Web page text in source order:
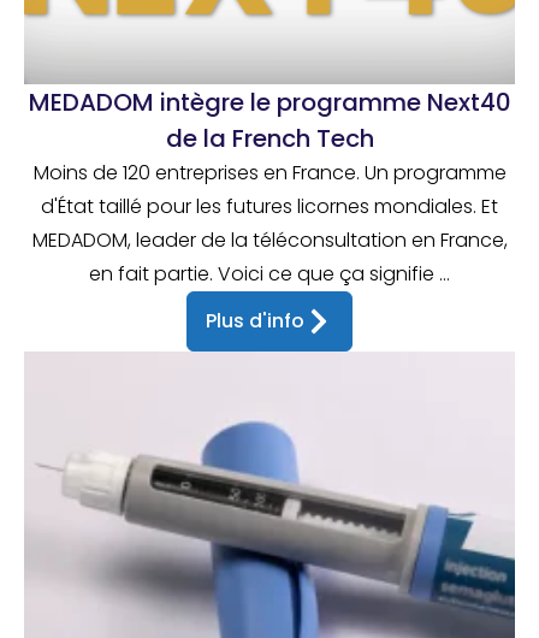
MEDADOM intègre le programme Next40
de la French Tech
Moins de 120 entreprises en France. Un programme
d'État taillé pour les futures licornes mondiales. Et
MEDADOM, leader de la téléconsultation en France,
en fait partie. Voici ce que ça signifie ...
Plus d'info